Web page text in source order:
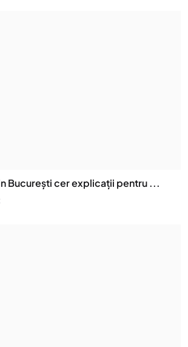
București cer explicații pentru ...